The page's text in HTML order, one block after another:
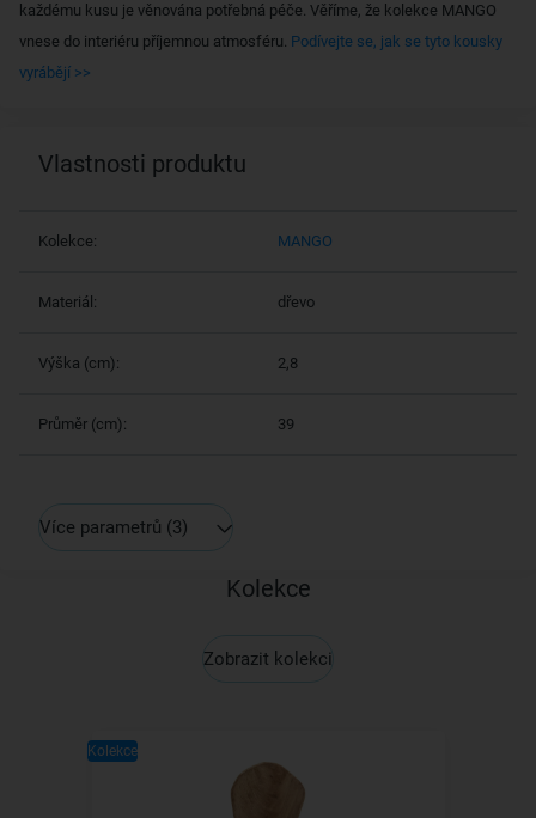
každému kusu je věnována potřebná péče. Věříme, že kolekce MANGO
vnese do interiéru příjemnou atmosféru. Podívejte se, jak se tyto kousky
vyrábějí >>
Vlastnosti produktu
Kolekce: MANGO
Materiál: dřevo
Výška (cm): 2,8
Průměr (cm): 39
Více parametrů (3)
Kolekce
Zobrazit kolekci
Kolekce